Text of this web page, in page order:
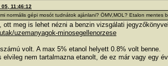
11:46:12
normális gépi mosót tudnátok ajánlani? ÖMV,MOL? Etalon mentes
ott meg is lehet nézni a benzin vizsgálati
uzemanyagok-minosegellenorzese
volt. A max 5% etanol helyett 0.8% volt benne.
elvileg nem tartalmazna etanolt, de ez már vagy egy